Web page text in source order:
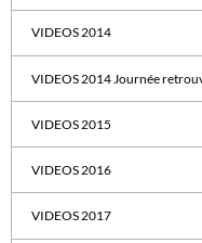
VIDEOS 2014
VIDEOS 2014 Journée
VIDEOS 2015
VIDEOS 2016
VIDEOS 2017